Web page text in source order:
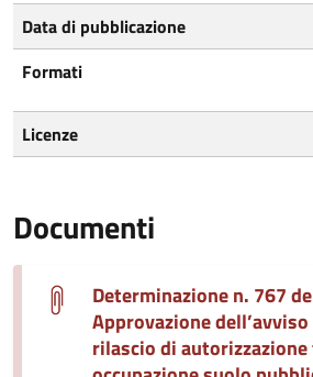
Data di pubblicazione
Formati
Licenze
Documenti
Determinazione n. 767
Approvazione
rilascio di